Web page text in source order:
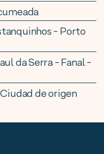
- Porto
da Serra - Fanal -
de origen